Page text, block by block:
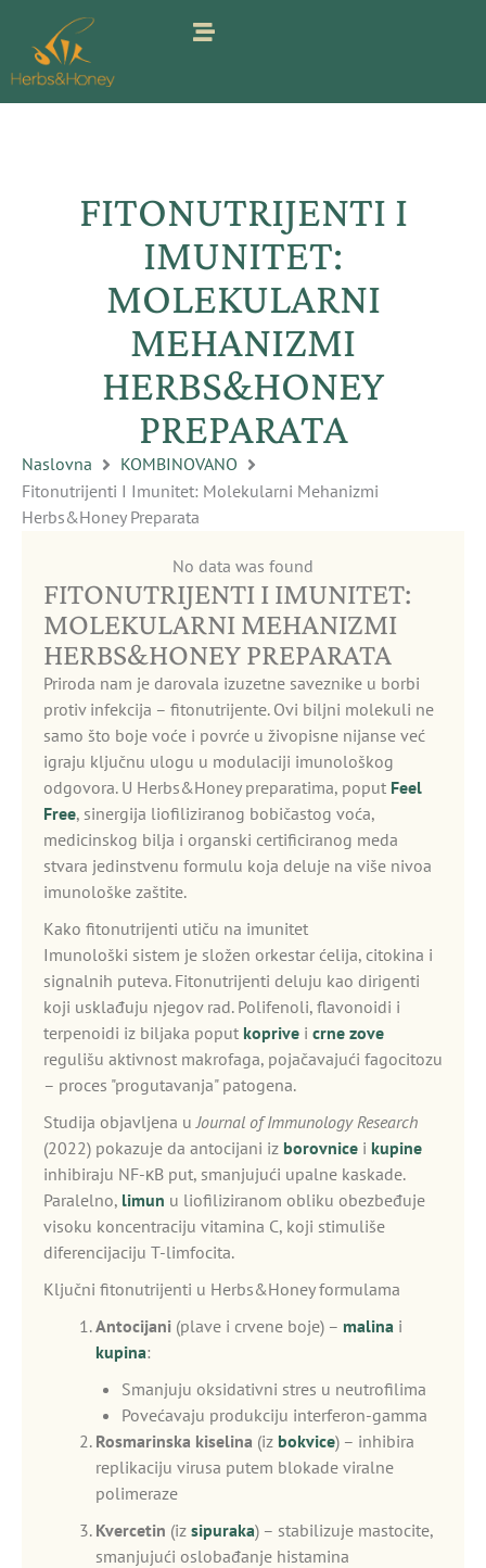
sadržaj
FITONUTRIJENTI I
IMUNITET:
MOLEKULARNI
MEHANIZMI
HERBS&HONEY
PREPARATA
Naslovna
KOMBINOVANO
Fitonutrijenti I Imunitet: Molekularni Mehanizmi
Herbs&Honey Preparata
No data was found
FITONUTRIJENTI I IMUNITET:
MOLEKULARNI MEHANIZMI
HERBS&HONEY PREPARATA
Priroda nam je darovala izuzetne saveznike u borbi
protiv infekcija – fitonutrijente. Ovi biljni molekuli ne
samo što boje voće i povrće u živopisne nijanse već
igraju ključnu ulogu u modulaciji imunološkog
odgovora. U Herbs&Honey preparatima, poput Feel
Free, sinergija liofiliziranog bobičastog voća,
medicinskog bilja i organski certificiranog meda
stvara jedinstvenu formulu koja deluje na više nivoa
imunološke zaštite.
Kako fitonutrijenti utiču na imunitet
Imunološki sistem je složen orkestar ćelija, citokina i
signalnih puteva. Fitonutrijenti deluju kao dirigenti
koji usklađuju njegov rad. Polifenoli, flavonoidi i
terpenoidi iz biljaka poput koprive i crne zove
regulišu aktivnost makrofaga, pojačavajući fagocitozu
– proces "progutavanja" patogena.
Studija objavljena uJournal of Immunology Research
(2022) pokazuje da antocijani iz borovnice i kupine
inhibiraju NF-κB put, smanjujući upalne kaskade.
Paralelno, limun u liofiliziranom obliku obezbeđuje
visoku koncentraciju vitamina C, koji stimuliše
diferencijaciju T-limfocita.
Ključni fitonutrijenti u Herbs&Honey formulama
Antocijani (plave i crvene boje) – malina i
kupina:
Smanjuju oksidativni stres u neutrofilima
Povećavaju produkciju interferon-gamma
Rosmarinska kiselina (iz bokvice) – inhibira
replikaciju virusa putem blokade viralne
polimeraze
Kvercetin (iz sipuraka) – stabilizuje mastocite,
smanjujući oslobađanje histamina